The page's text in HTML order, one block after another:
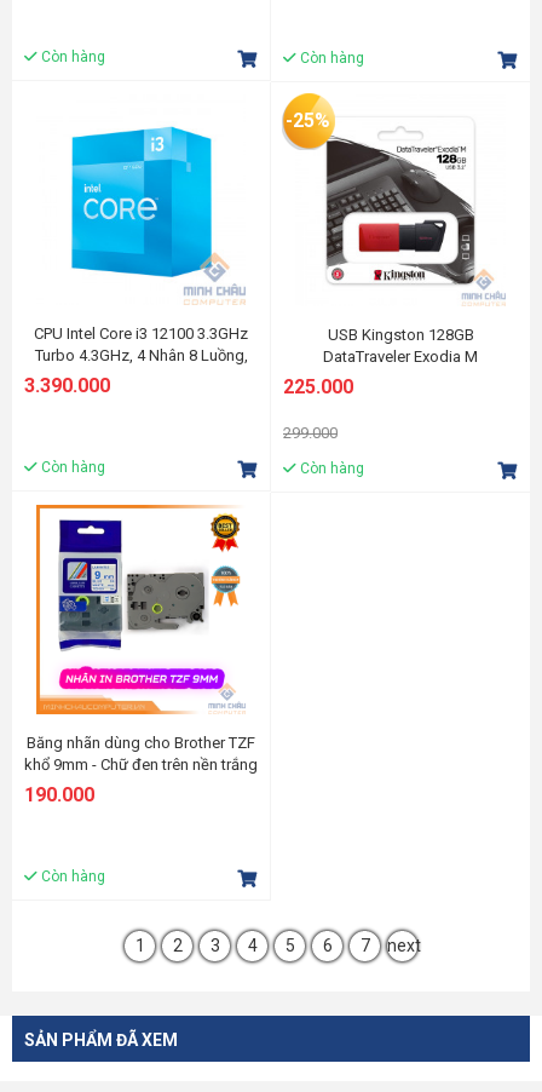
Còn hàng Còn hàng
CPU Intel Core i3 12100 3.3GHz
Turbo 4.3GHz, 4 Nhân 8 Luồng,
12MB, LGA 1700
3.390.000
Còn hàng
USB Kingston 128GB
DataTraveler Exodia M
DTXM/128GB USB 3.2
225.000
299.000
-25%
Còn hàng
Băng nhãn dùng cho Brother TZF
khổ 9mm - Chữ đen trên nền trắng
190.000
Còn hàng
1 2 3 4 5 6 7 next
SẢN PHẨM ĐÃ XEM